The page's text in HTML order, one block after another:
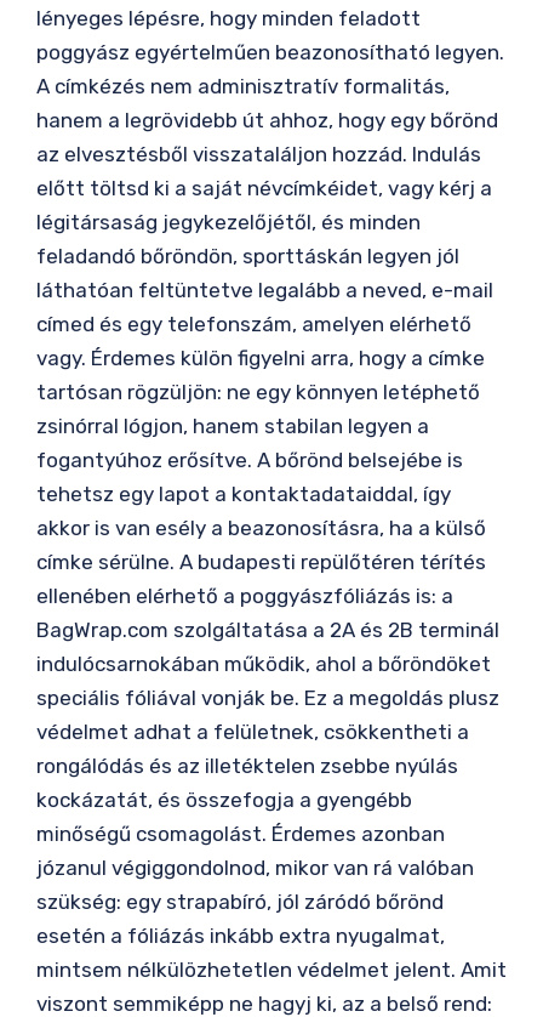
lényeges lépésre, hogy minden feladott
poggyász egyértelműen beazonosítható legyen.
A címkézés nem adminisztratív formalitás,
hanem a legrövidebb út ahhoz, hogy egy bőrönd
az elvesztésből visszataláljon hozzád. Indulás
előtt töltsd ki a saját névcímkéidet, vagy kérj a
légitársaság jegykezelőjétől, és minden
feladandó bőröndön, sporttáskán legyen jól
láthatóan feltüntetve legalább a neved, e-mail
címed és egy telefonszám, amelyen elérhető
vagy. Érdemes külön figyelni arra, hogy a címke
tartósan rögzüljön: ne egy könnyen letéphető
zsinórral lógjon, hanem stabilan legyen a
fogantyúhoz erősítve. A bőrönd belsejébe is
tehetsz egy lapot a kontaktadataiddal, így
akkor is van esély a beazonosításra, ha a külső
címke sérülne. A budapesti repülőtéren térítés
ellenében elérhető a poggyászfóliázás is: a
BagWrap.com szolgáltatása a 2A és 2B terminál
indulócsarnokában működik, ahol a bőröndöket
speciális fóliával vonják be. Ez a megoldás plusz
védelmet adhat a felületnek, csökkentheti a
rongálódás és az illetéktelen zsebbe nyúlás
kockázatát, és összefogja a gyengébb
minőségű csomagolást. Érdemes azonban
józanul végiggondolnod, mikor van rá valóban
szükség: egy strapabíró, jól záródó bőrönd
esetén a fóliázás inkább extra nyugalmat,
mintsem nélkülözhetetlen védelmet jelent. Amit
viszont semmiképp ne hagyj ki, az a belső rend: